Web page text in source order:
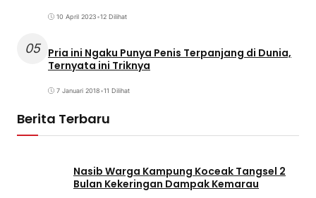
10 April 2023•12 Dilihat
05 Pria ini Ngaku Punya Penis Terpanjang di Dunia,
Ternyata ini Triknya
7 Januari 2018•11 Dilihat
Berita Terbaru
Nasib Warga Kampung Koceak Tangsel 2
Bulan Kekeringan Dampak Kemarau